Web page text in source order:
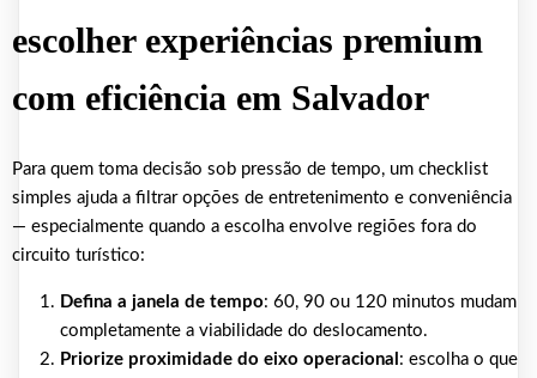
escolher experiências premium
com eficiência em Salvador
Para quem toma decisão sob pressão de tempo, um checklist
simples ajuda a filtrar opções de entretenimento e conveniência
— especialmente quando a escolha envolve regiões fora do
circuito turístico:
Defina a janela de tempo: 60, 90 ou 120 minutos mudam
completamente a viabilidade do deslocamento.
Priorize proximidade do eixo operacional : escolha o que